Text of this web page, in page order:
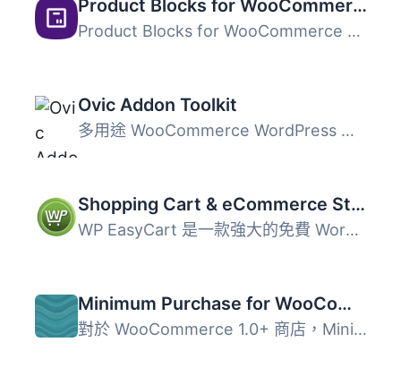
Product Blocks for WooCommerce
Product Blocks for WooCommerce 可以幫助您輕鬆地在 WooComm...
Ovic Addon Toolkit
多用途 WooCommerce WordPress 主題 我們的俱樂部裡有更多佈...
Shopping Cart & eCommerce Store
WP EasyCart 是一款強大的免費 WordPress 電子商務外掛，能快...
Minimum Purchase for WooCommerce
對於 WooCommerce 1.0+ 商店，Minimum Purchase Plugin 可以...